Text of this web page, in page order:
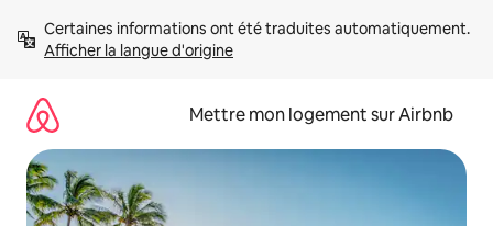
directement
Afficher la langue d'origine
Mettre mon logement sur Airbnb